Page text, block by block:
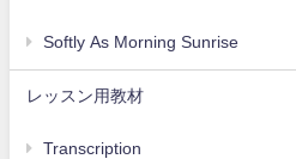
Softly As Morning Sunrise
レッスン用教材
Transcription